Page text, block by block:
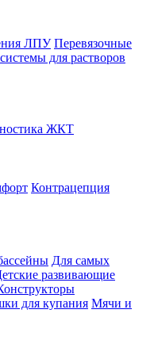
ЛПУ Перевязочные
для растворов
ЖКТ
Контрацепция
Для самых
развивающие
для купания Мячи и